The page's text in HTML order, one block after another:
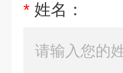
* 姓名：